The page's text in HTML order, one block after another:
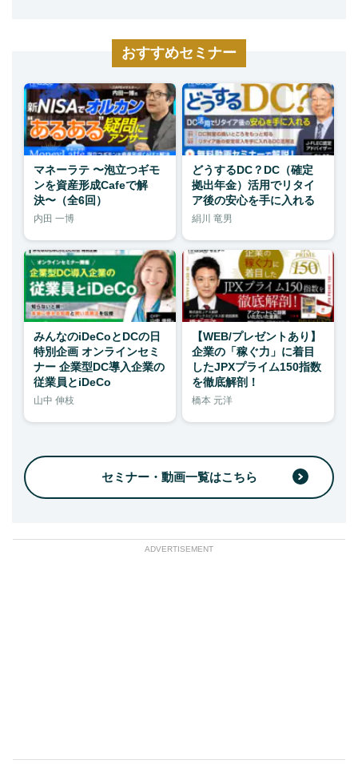
おすすめセミナー
マネーラテ 〜泡立つギモ
ンを資産形成Cafeで解
決〜（全6回）
内田 一博
どうするDC？DC（確定
拠出年金）活用でリタイ
ア後の安心を手に入れる
絹川 竜男
みんなのiDeCoとDCの日
特別企画 オンラインセミ
ナー 企業型DC導入企業の
従業員とiDeCo
山中 伸枝
【WEB/プレゼントあり】
企業の「稼ぐ力」に着目
したJPXプライム150指数
を徹底解剖！
橋本 元洋
セミナー・動画一覧はこちら
ADVERTISEMENT